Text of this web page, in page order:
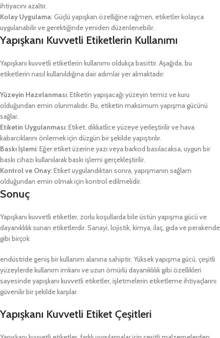
ihtiyacını azaltır.
Kolay Uygulama: Güçlü yapışkan özelliğine rağmen, etiketler kolayca
uygulanabilir ve gerektiğinde yeniden düzenlenebilir.
Yapışkanı Kuvvetli Etiketlerin Kullanımı
Yapışkanı kuvvetli etiketlerin kullanımı oldukça basittir. Aşağıda, bu
etiketlerin nasıl kullanıldığına dair adımlar yer almaktadır:
Yüzeyin Hazırlanması: Etiketin yapışacağı yüzeyin temiz ve kuru
olduğundan emin olunmalıdır. Bu, etiketin maksimum yapışma gücünü
sağlar.
Etiketin Uygulanması: Etiket, dikkatlice yüzeye yerleştirilir ve hava
kabarcıklarını önlemek için düzgün bir şekilde yapıştırılır.
Baskı İşlemi: Eğer etiket üzerine yazı veya barkod basılacaksa, uygun bir
baskı cihazı kullanılarak baskı işlemi gerçekleştirilir.
Kontrol ve Onay: Etiket uygulandıktan sonra, yapışmanın sağlam
olduğundan emin olmak için kontrol edilmelidir.
Sonuç
Yapışkanı kuvvetli etiketler, zorlu koşullarda bile üstün yapışma gücü ve
dayanıklılık sunan etiketlerdir. Sanayi, lojistik, kimya, ilaç, gıda ve perakende
gibi birçok
endüstride geniş bir kullanım alanına sahiptir. Yüksek yapışma gücü, çeşitli
yüzeylerde kullanım imkanı ve uzun ömürlü dayanıklılık gibi özellikleri
sayesinde yapışkanı kuvvetli etiketler, işletmelerin etiketleme ihtiyaçlarını
güvenilir bir şekilde karşılar.
Yapışkanı Kuvvetli Etiket Çeşitleri